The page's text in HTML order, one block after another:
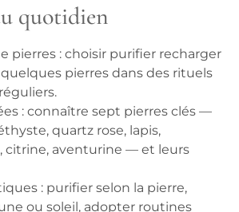
quotidien
pierres : choisir purifier recharger
pierres dans des rituels
: connaître sept pierres clés —
quartz rose, lapis,
citrine, aventurine — et leurs
: purifier selon la pierre,
ou soleil, adopter routines